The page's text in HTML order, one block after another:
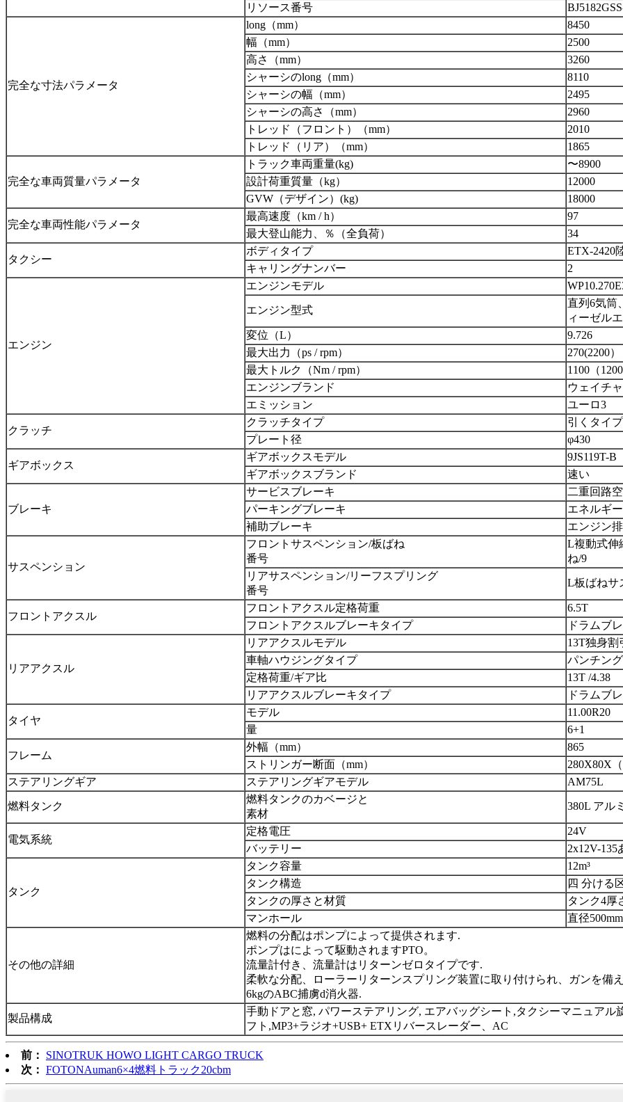
リソース番号
BJ
完全な寸法パラメータ
long（mm）
8450
幅（mm）
2500
高さ（mm）
3260
シャーシのlong（mm）
8110
シャーシの幅（mm）
2495
シャーシの高さ（mm）
2960
トレッド（フロント）（mm）
2010
トレッド（リア）（mm）
1865
完全な車両質量パラメータ
トラック車両重量(kg) 〜8900
設計荷重質量（kg）
12000
GVW（デザイン） (kg) 18000
完全な車両性能パラメータ
最高速度（km / h）
97
最大登山能力、％（全負荷）
34
タクシー
ボディタイプ ETX-2420
キャリングナンバー
2
エンジン
エンジンモデル W
エンジン型式
直列6気筒
ィーゼル
変位（L）
9.726
最大出力（ps / rpm）
270(2200）
最大トルク（Nm / rpm）
1 100（1 2
エンジンブランド
ウェイチ
エミッション
ユーロ3
クラッチ
クラッチタイプ 引く タイプ
プレート径
φ430
ギアボックス
ギアボックスモデル
9JS119T-B
ギアボックスブランド
速い
ブレーキ
サービスブレーキ
二重回路
パーキングブレーキ
エネルギ
補助ブレーキ
エンジン
サスペンション
フロントサスペンション/板ばね
番号
L複動式伸
ね/9
リアサスペンション/リーフスプリング
番号
L板ばねサ
フロントアクスル
フロントアクスル定格荷重 6.5T
フロントアクスルブレーキタイプ
ドラムブ
リアアクスル
リアアクスルモデル 13T独身割
車軸ハウジングタイプ
パンチン
定格荷重/ギア比
13T /4.38
リアアクスルブレーキタイプ
ドラムブ
タイヤ
モデル
11.00R20
量
6+1
フレーム
外幅（mm）
865
ストリンガー断面（mm）
280X80X
ステアリングギア
ステアリングギアモデル AM75L
燃料タンク
燃料タンクのカベージと
素材
380L アル
電気系統
定格電圧
24V
バッテリー
2x12V-135
タンク
タンク容量 12m³
タンク構造
四 分ける
タンクの厚さと材質
タンク4厚
マンホール
直径
その他の詳細
燃料の分配はポンプによって提供されます.
ポンプはによって駆動されますPTO。
流量計付き
、流量計はリターンゼロタイプです.
柔軟な分配、ローラーリターンスプリング装置に取り付けられ、ガンを備え
6kgのABC捕虜d消火器.
製品構成
手動ドアと窓, パワーステアリング, エアバッグシート ,タクシーマニュアル
フト ,MP3+ラジオ+USB+ ETXリバースレーダー、AC
前：
SINOTRUK HOWO LIGHT CARGO TRUCK
次： FOTONAuman6×4燃料トラック20cbm